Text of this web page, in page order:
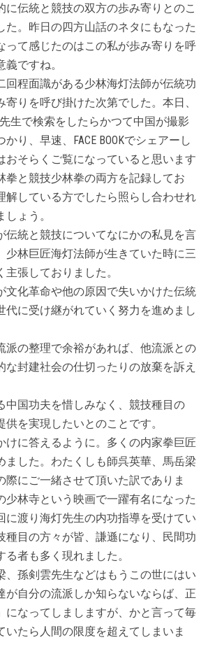
に伝統と競技の双方の歩み寄りとのこ
た。昨日の四方山話のネタにもなった
って感じたのはこの私が歩み寄りを呼
ですね。
回程面識がある少林海灯法師が伝統功
寄りを呼び掛けた次第でした。本日、
生で検索をしたらかつて中国が撮影
り、早速、FACE BOOKでシェアーし
おそらくご覧になっていると思います
拳と競技少林拳の両方を記録してお
解している方でしたら照らし合わせれ
ょう。
統と競技についてなにかの私見を言
少林巨匠海灯法師が生きていた時に三
張しておりました。
化革命や他の原因で失いかけた伝統
代に受け継がれていく努力を進めまし
の整理で余裕があれば、他流派との
な封建社会の仕切ったりの放棄を訴え
国功夫を惜しみなく、競技種目の
を実現したいとのことです。
に答えるように。多くの内家拳巨匠
ました。わたくしも師呉英華、馬岳梁
際にご一緒させて頂いた訳でありま
少林寺という映画で一躍有名になった
に渡り海灯先生の内功指導を受けてい
種目の方々が皆、謙遜になり、民間功
者も多く現れました。
孫剣雲先生などはもうこの世にはい
が自分の流派しか知らないならば、正
になってしましますが、かと言って毎
いたら人間の限度を超えてしまいま